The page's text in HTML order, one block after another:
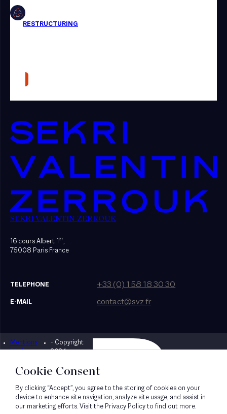
Presse
SEKRI VALENTIN ZERROUK
16 cours Albert 1er,
75008 Paris France
TELEPHONE +33 (0) 1 58 18 30 30
E-MAIL contact@svz.fr
Mentions
légales
- Copyright
2024
Designed by Bonhomme
Cookie Consent
By clicking “Accept”, you agree to the storing of cookies on your
device to enhance site navigation, analyze site usage, and assist in
our marketing efforts. Visit the Privacy Policy to find out more.